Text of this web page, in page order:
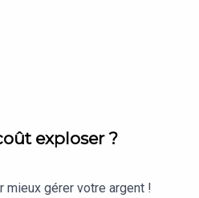
exploser ?
mieux gérer votre argent !